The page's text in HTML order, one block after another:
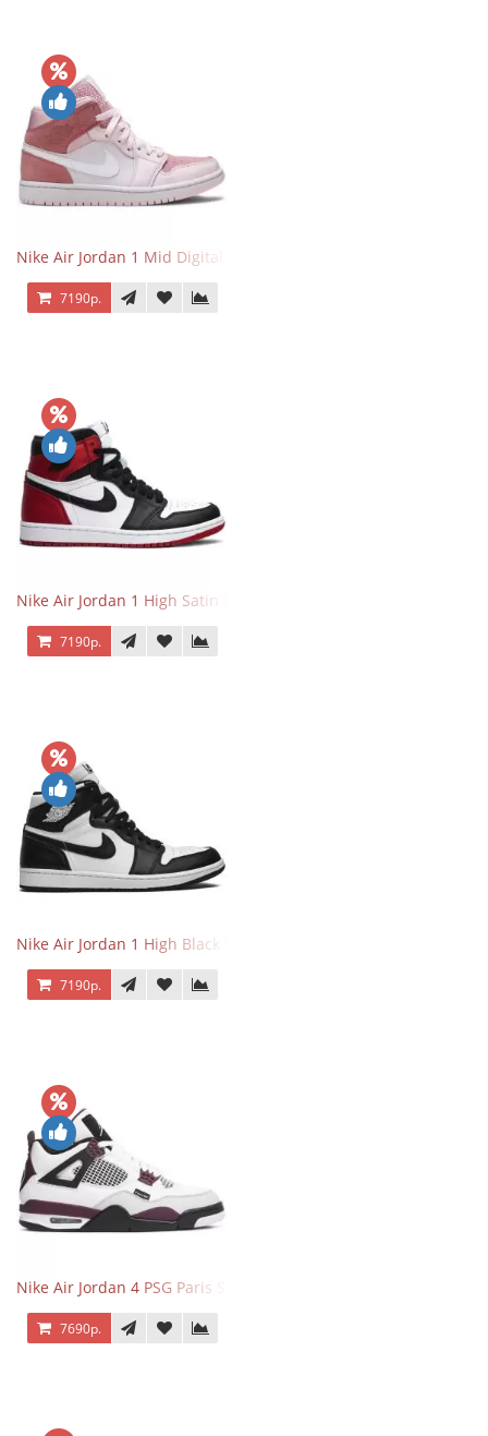
Nike Air Jordan 1 Mid Digital Pink
7190р.
Nike Air Jordan 1 High Satin Black Toe
7190р.
Nike Air Jordan 1 High Black White
7190р.
Nike Air Jordan 4 PSG Paris Saint Germain
7690р.